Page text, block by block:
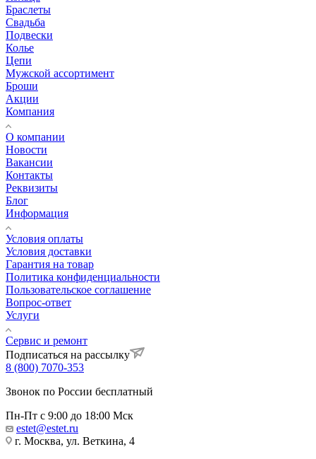
Браслеты
Свадьба
Подвески
Колье
Цепи
Мужской ассортимент
Броши
Акции
Компания
О компании
Новости
Вакансии
Контакты
Реквизиты
Блог
Информация
Условия оплаты
Условия доставки
Гарантия на товар
Политика конфиденциальности
Пользовательское соглашение
Вопрос-ответ
Услуги
Сервис и ремонт
Подписаться на рассылку
8 (800) 7070-353
Звонок по России бесплатный
Пн-Пт с 9:00 до 18:00 Мск
estet@estet.ru
г. Москва, ул. Веткина, 4